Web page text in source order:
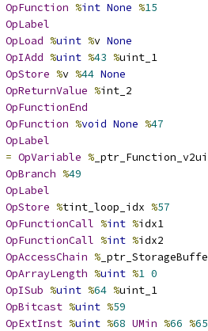
OpFunction %int None %15
OpLabel
OpLoad %uint %v None
OpIAdd %uint %43 %uint_1
OpStore %v %44 None
OpReturnValue %int_2
OpFunctionEnd
OpFunction %void None %47
OpLabel
= OpVariable %
OpBranch %49
OpLabel
OpStore %tint_loop_idx %57
OpFunctionCall %int %idx1
OpFunctionCall %int %idx2
OpAccessChain %
OpArrayLength %uint %1 0
OpISub %uint %64 %uint_1
OpBitcast %uint %59
OpExtInst %uint %68 UMin %66 %65